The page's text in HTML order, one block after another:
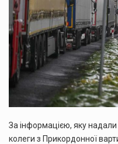
За інформацією, яку
колеги з Прикордонної